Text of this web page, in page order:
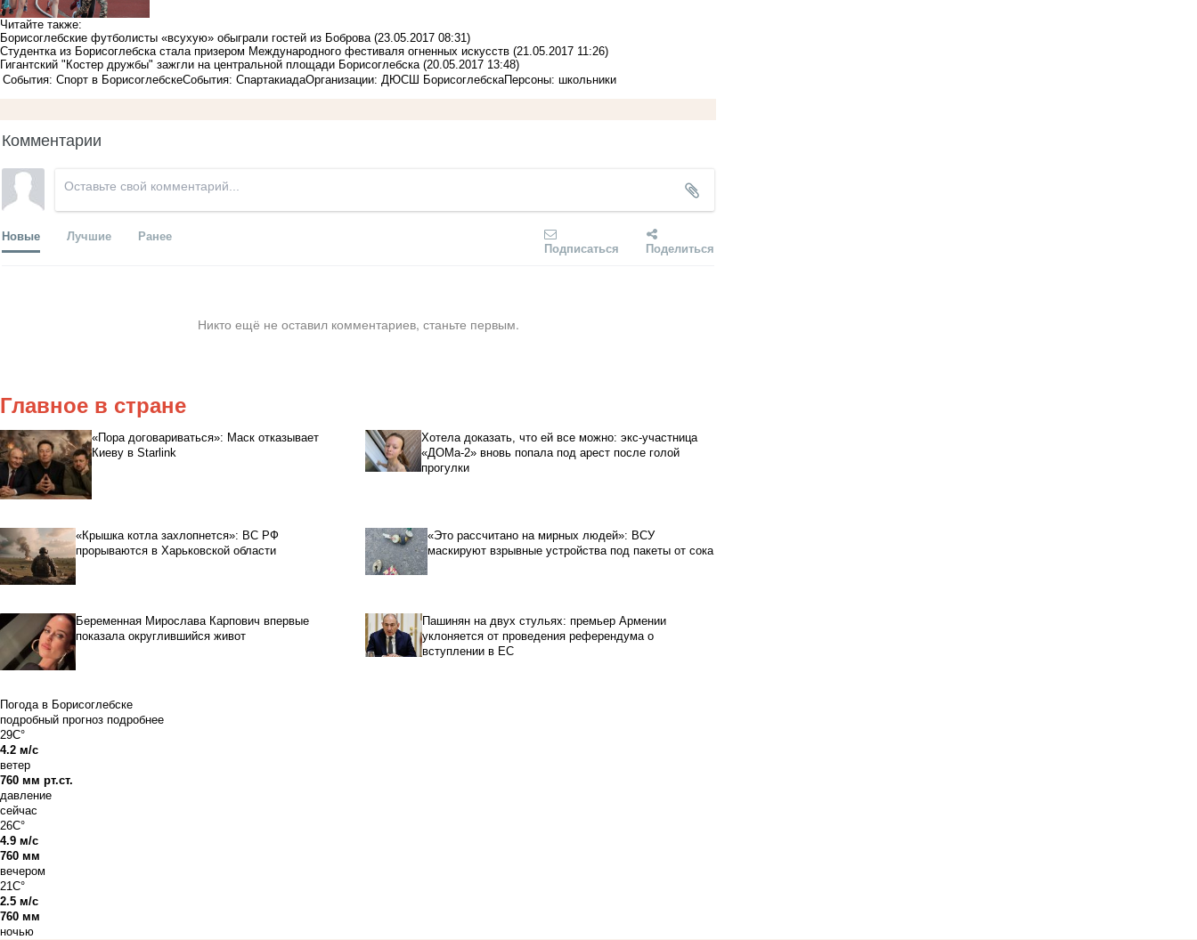
Читайте также:
Борисоглебские футболисты «всухую» обыграли гостей из Боброва (23.05.2017 08:31)
Студентка из Борисоглебска стала призером Международного фестиваля огненных искусств (21.05.2017 11:26)
Гигантский "Костер дружбы" зажгли на центральной площади Борисоглебска (20.05.2017 13:48)
События: Спорт в БорисоглебскеСобытия: СпартакиадаОрганизации: ДЮСШ БорисоглебскаПерсоны: школьники
Комментарии
Новые Лучшие Ранее
Подписаться Поделиться
Никто ещё не оставил комментариев, станьте первым.
Главное в стране
«Пора договариваться»: Маск отказывает
Киеву в Starlink
Хотела доказать, что ей все можно: экс-участница
«ДОМа-2» вновь попала под арест после голой
прогулки
«Крышка котла захлопнется»: ВС РФ
прорываются в Харьковской области
«Это рассчитано на мирных людей»: ВСУ
маскируют взрывные устройства под пакеты от сока
Беременная Мирослава Карпович впервые
показала округлившийся живот
Пашинян на двух стульях: премьер Армении
уклоняется от проведения референдума о
вступлении в ЕС
Погода в Борисоглебске
подробный прогноз подробнее
29C°
4.2 м/с
ветер
760 мм рт.ст.
давление
сейчас
26C°
4.9 м/с
760 мм
вечером
21C°
2.5 м/с
760 мм
ночью